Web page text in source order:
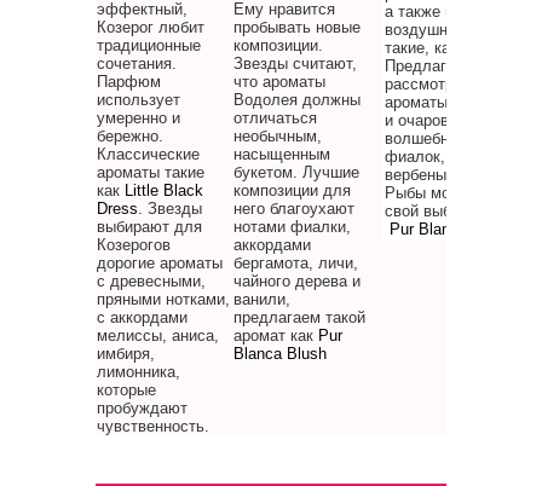
эффектный,
Козерог любит
традиционные
сочетания.
Парфюм
использует
умеренно и
бережно.
Классические
ароматы такие
как Little Black
Dress. Звезды
выбирают для
Козерогов
дорогие ароматы
с древесными,
пряными нотками,
с аккордами
мелиссы, аниса,
имбиря,
лимонника,
которые
пробуждают
чувственность.
Ему нравится
пробывать новые
композиции.
Звезды считают,
что ароматы
Водолея должны
отличаться
необычным,
насыщенным
букетом. Лучшие
композиции для
него благоухают
нотами фиалки,
аккордами
бергамота, личи,
чайного дерева и
ванили,
предлагаем такой
аромат как Pur
Blanca Blush
а также морских и
воздушных
такие, как Perceive
Предлагаем
рассмотреть
ароматы
и очаровывающие, с
волшебным запахом
фиалок, орхидей и
вербены и лаванды.
Рыбы могут
свой выбор на
Pur Blanca